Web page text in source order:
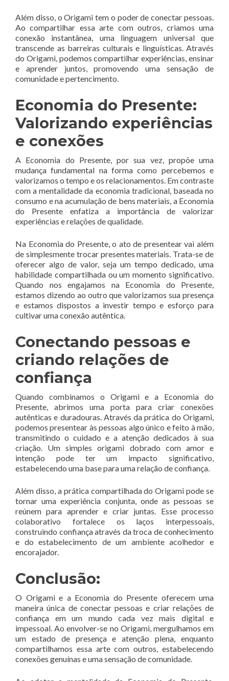
Além disso, o Origami tem o poder de conectar pessoas.
Ao compartilhar essa arte com outros, criamos uma
conexão instantânea, uma linguagem universal que
transcende as barreiras culturais e linguísticas. Através
do Origami, podemos compartilhar experiências, ensinar
e aprender juntos, promovendo uma sensação de
comunidade e pertencimento.
Economia do Presente:
Valorizando experiências
e conexões
A Economia do Presente, por sua vez, propõe uma
mudança fundamental na forma como percebemos e
valorizamos o tempo e os relacionamentos. Em contraste
com a mentalidade da economia tradicional, baseada no
consumo e na acumulação de bens materiais, a Economia
do Presente enfatiza a importância de valorizar
experiências e relações de qualidade.
Na Economia do Presente, o ato de presentear vai além
de simplesmente trocar presentes materiais. Trata-se de
oferecer algo de valor, seja um tempo dedicado, uma
habilidade compartilhada ou um momento significativo.
Quando nos engajamos na Economia do Presente,
estamos dizendo ao outro que valorizamos sua presença
e estamos dispostos a investir tempo e esforço para
cultivar uma conexão autêntica.
Conectando pessoas e
criando relações de
confiança
Quando combinamos o Origami e a Economia do
Presente, abrimos uma porta para criar conexões
autênticas e duradouras. Através da prática do Origami,
podemos presentear às pessoas algo único e feito à mão,
transmitindo o cuidado e a atenção dedicados à sua
criação. Um simples origami dobrado com amor e
intenção pode ter um impacto significativo,
estabelecendo uma base para uma relação de confiança.
Além disso, a prática compartilhada do Origami pode se
tornar uma experiência conjunta, onde as pessoas se
reúnem para aprender e criar juntas. Esse processo
colaborativo fortalece os laços interpessoais,
construindo confiança através da troca de conhecimento
e do estabelecimento de um ambiente acolhedor e
encorajador.
Conclusão:
O Origami e a Economia do Presente oferecem uma
maneira única de conectar pessoas e criar relações de
confiança em um mundo cada vez mais digital e
impessoal. Ao envolver-se no Origami, mergulhamos em
um estado de presença e atenção plena, enquanto
compartilhamos essa arte com outros, estabelecendo
conexões genuínas e uma sensação de comunidade.